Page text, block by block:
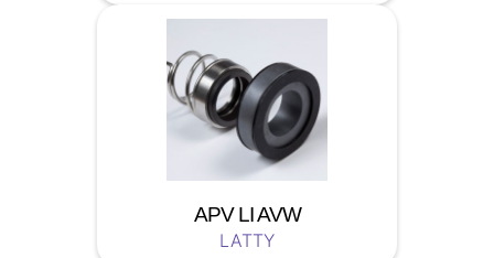
APV LI AVW
LATTY